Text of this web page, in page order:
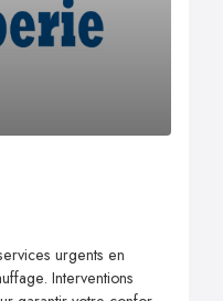
urgents en
Interventions